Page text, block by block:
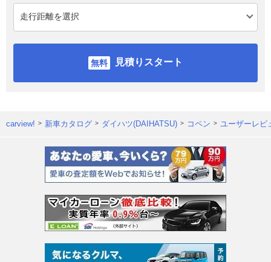
見積りスタート
carview! 新車カタログ ダイハツ(DAIHATSU) コペン ユーザーレビ